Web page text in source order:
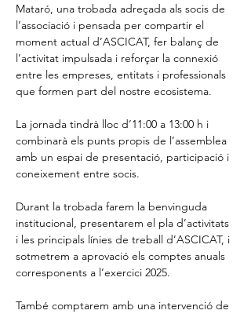
Mataró, una trobada adreçada als socis de
l’associació i pensada per compartir el
moment actual d’ASCICAT, fer balanç de
l’activitat impulsada i reforçar la connexió
entre les empreses, entitats i professionals
que formen part del nostre ecosistema.
La jornada tindrà lloc d’11:00 a 13:00 h i
combinarà els punts propis de l’assemblea
amb un espai de presentació, participació i
coneixement entre socis.
Durant la trobada farem la benvinguda
institucional, presentarem el pla d’activitats
i les principals línies de treball d’ASCICAT, i
sotmetrem a aprovació els comptes anuals
corresponents a l’exercici 2025.
També comptarem amb una intervenció de